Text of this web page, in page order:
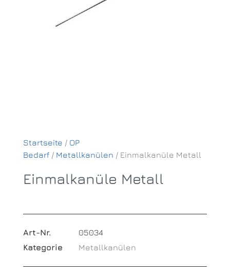
Startseite / OP
Bedarf / Metallkanülen / Einmalkanüle Metall
Einmalkanüle Metall
Art-Nr.
05034
Kategorie
Metallkanülen